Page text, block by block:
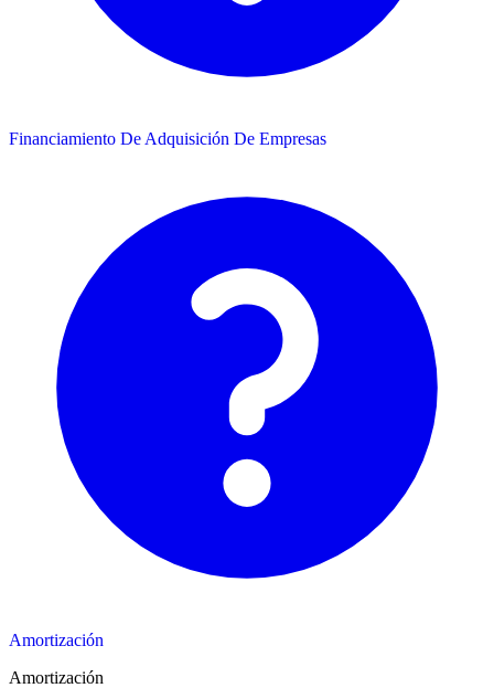
Financiamiento De Adquisición De Empresas
Amortización
Amortización